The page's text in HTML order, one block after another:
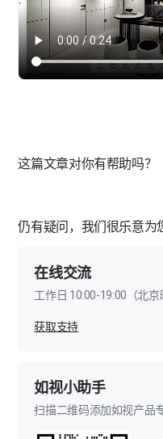
热点标签-虚拟广告牌
热点标签-商品标签
热点标签-标签列表
热点标签-空间MR
热点标签-标签设置
导览讲解-路线
导览讲解-模型态内容管理
PC端编辑器-图像美化
图像美化-马赛克
图像美化-图像滤镜
PC端编辑器-模型标注
模型标注-平面图
这篇文章对你有帮助吗？
仍有疑问，我们很乐意为
在线交流
工作日 10:00-19:00（北京
获取支持
如视小助手
扫描二维码添加如视产品